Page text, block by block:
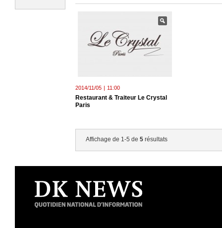
2014/11/05 | 11:00
Restaurant & Traiteur Le Crystal
Paris
Affichage de 1-5 de 5 résultats